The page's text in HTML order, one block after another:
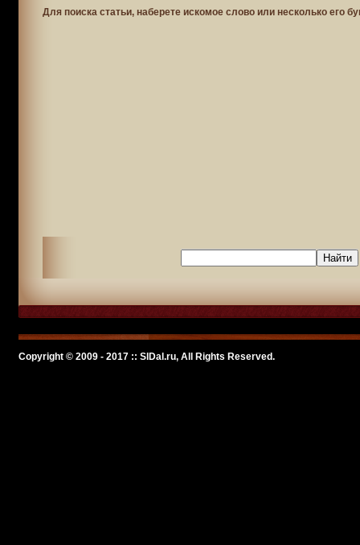
Для поиска статьи, наберете искомое слово или несколько его
Copyright © 2009 - 2017 :: SlDal.ru, All Rights Reserved.